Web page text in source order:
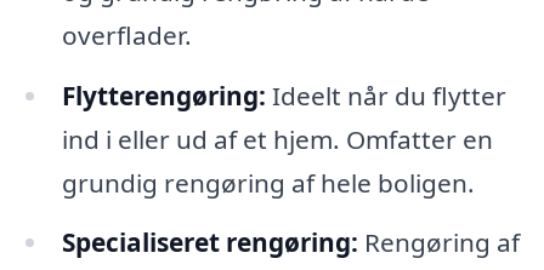
overflader.
Flytterengøring: Ideelt når du flytter
ind i eller ud af et hjem. Omfatter en
grundig rengøring af hele boligen.
Specialiseret rengøring: Rengøring af